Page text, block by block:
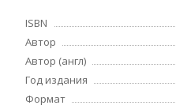
ISBN
Автор
Автор (англ)
Год издания
Формат